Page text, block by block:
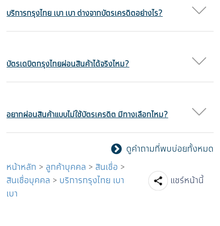
บริการกรุงไทย เบา เบา ต่างจากบัตรเครดิตอย่างไร?
บัตรเดบิตกรุงไทยผ่อนสินค้าได้จริงไหม?
อยากผ่อนสินค้าแบบไม่ใช้บัตรเครดิต มีทางเลือกไหม?
ดูคำถามที่พบบ่อยทั้งหมด
หน้าหลัก > ลูกค้าบุคคล > สินเชื่อ >
สินเชื่อบุคคล > บริการกรุงไทย เบา
เบา
แชร์หน้านี้
Facebook
Line